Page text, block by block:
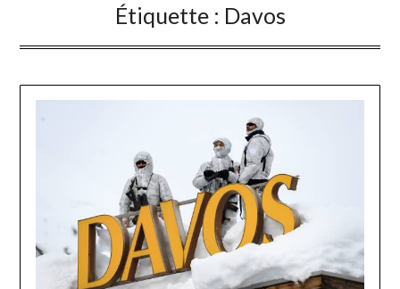
Étiquette : Davos